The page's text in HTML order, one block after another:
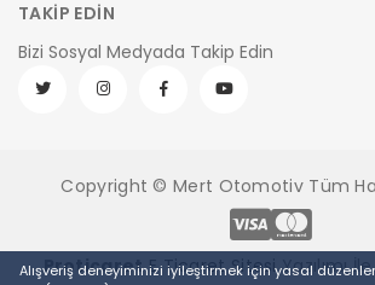
Alışveriş deneyiminizi iyileştirmek için yasal
TAKİP EDİN
Bizi Sosyal Medyada Takip Edin
Copyright © Mert Otomotiv Tüm
Pro ticaret E Ticaret SitesiYazılımı